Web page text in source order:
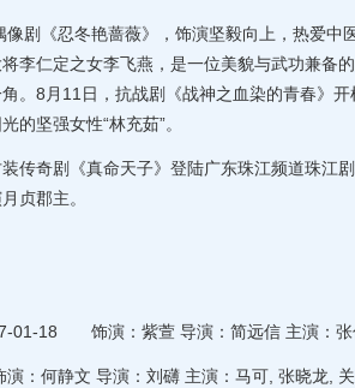
《忍冬艳蔷薇》，饰演坚毅向上，热爱中医
将李仁定之女李飞燕，是一位美貌与武功兼备
角。8月11日，抗战剧《战神之血染的青春》
的坚强女性“林充茹”。
奇剧《真命天子》登陆广东珠江频道珠江剧
贞郡主。
18 饰演：紫萱 导演：简远信 主演：张
静文 导演：刘礴 主演：马可, 张晓龙, 关